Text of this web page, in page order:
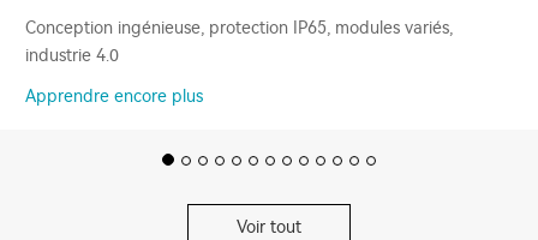
Conception ingénieuse, protection IP65, modules variés,
industrie 4.0
Apprendre encore plus
Voir tout